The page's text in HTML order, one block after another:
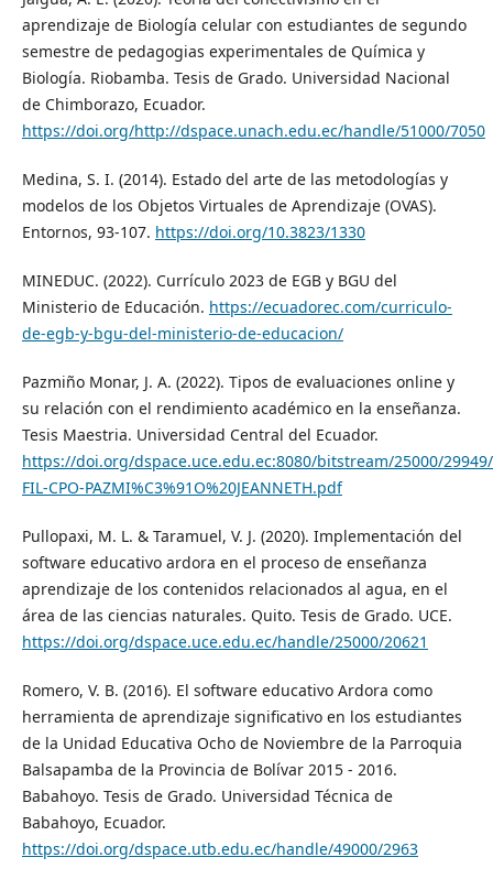
aprendizaje de Biología celular con estudiantes de segundo
semestre de pedagogias experimentales de Química y
Biología. Riobamba. Tesis de Grado. Universidad Nacional
de Chimborazo, Ecuador.
https://doi.org/http://dspace.unach.edu.ec/handle/51000/7050
Medina, S. I. (2014). Estado del arte de las metodologías y
modelos de los Objetos Virtuales de Aprendizaje (OVAS).
Entornos, 93-107. https://doi.org/10.3823/1330
MINEDUC. (2022). Currículo 2023 de EGB y BGU del
Ministerio de Educación. https://ecuadorec.com/curriculo-
de-egb-y-bgu-del-ministerio-de-educacion/
Pazmiño Monar, J. A. (2022). Tipos de evaluaciones online y
su relación con el rendimiento académico en la enseñanza.
Tesis Maestria. Universidad Central del Ecuador.
https://doi.org/dspace.uce.edu.ec:8080/bitstream/25000/29949/
FIL-CPO-PAZMI%C3%91O%20JEANNETH.pdf
Pullopaxi, M. L. & Taramuel, V. J. (2020). Implementación del
software educativo ardora en el proceso de enseñanza
aprendizaje de los contenidos relacionados al agua, en el
área de las ciencias naturales. Quito. Tesis de Grado. UCE.
https://doi.org/dspace.uce.edu.ec/handle/25000/20621
Romero, V. B. (2016). El software educativo Ardora como
herramienta de aprendizaje significativo en los estudiantes
de la Unidad Educativa Ocho de Noviembre de la Parroquia
Balsapamba de la Provincia de Bolívar 2015 - 2016.
Babahoyo. Tesis de Grado. Universidad Técnica de
Babahoyo, Ecuador.
https://doi.org/dspace.utb.edu.ec/handle/49000/2963